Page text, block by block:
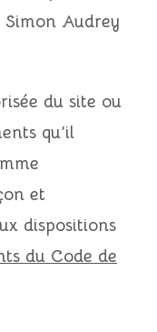
Audrey
du site ou
qu’il
et
dispositions
du Code de